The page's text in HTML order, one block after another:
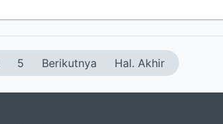
5 Berikutnya Hal. Akhir